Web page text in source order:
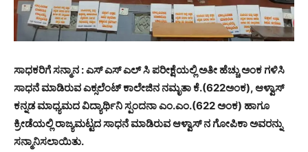
ಸಾಧಕರಿಗೆ ಸನ್ಮಾನ : ಎಸ್ ಎಸ್ ಎಲ್ ಸಿ ಪರೀಕ್ಷೆಯಲ್ಲಿ ಅತೀ ಹೆಚ್ಚು ಅಂಕ ಗಳಿಸಿ
ಸಾಧನೆ ಮಾಡಿರುವ ಎಕ್ಸಲೆಂಟ್ ಕಾಲೇಜಿನ ನಮೃತಾ ಕೆ.(622ಅಂಕ), ಆಳ್ವಾಸ್
ಕನ್ನಡ ಮಾಧ್ಯಮದ ವಿದ್ಯಾರ್ಥಿನಿ ಸ್ಪಂದನಾ ಎಂ.ಎಂ.(622 ಅಂಕ) ಹಾಗೂ
ಕ್ರೀಡೆಯಲ್ಲಿ ರಾಜ್ಯಮಟ್ಟದ ಸಾಧನೆ ಮಾಡಿರುವ ಆಳ್ವಾಸ್ ನ ಗೋಪಿಕಾ ಅವರನ್ನು
ಸನ್ಮಾನಿಸಲಾಯಿತು.